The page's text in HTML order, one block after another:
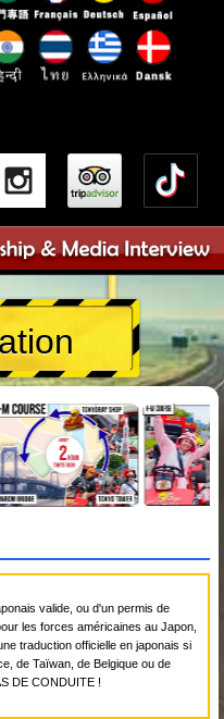
valide, ou d'un permis de
les forces américaines au Japon,
traduction officielle en japonais si
de Taïwan, de Belgique ou de
DE CONDUITE !